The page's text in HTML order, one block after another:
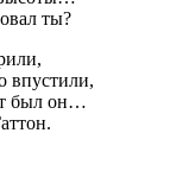
ты?
впустили,
был он…